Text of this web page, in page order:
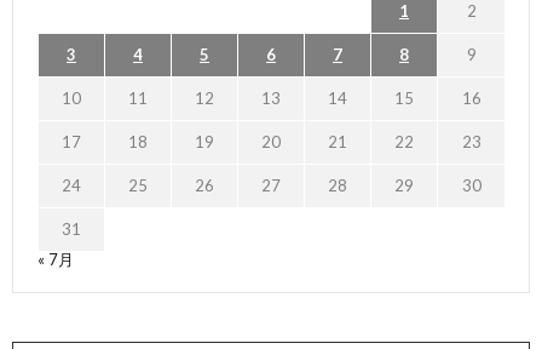
1 2
3 4 5 6 7 8 9
10 11 12 13 14 15 16
17 18 19 20 21 22 23
24 25 26 27 28 29 30
31
« 7月